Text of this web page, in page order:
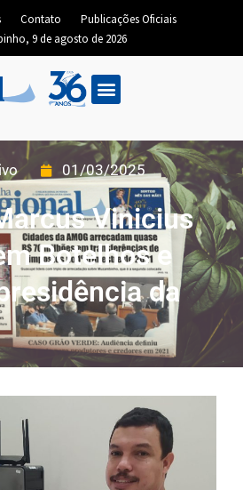
Contato
Publicações Oficiais
9 de agosto de 2026
01/03/2025
Vinicius
Botelhos e
da